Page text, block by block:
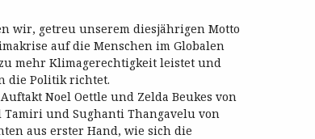
wir, getreu unserem diesjährigen Motto
auf die Menschen im Globalen
mehr Klimagerechtigkeit leistet und
die Politik richtet.
Noel Oettle und Zelda Beukes von
Tamiri und Sughanti Thangavelu von
aus erster Hand, wie sich die